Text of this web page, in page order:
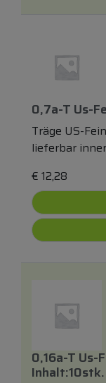
0,7a-T Us-
Träge US-
lieferbar
€ 12,28
0,16a-T Us-